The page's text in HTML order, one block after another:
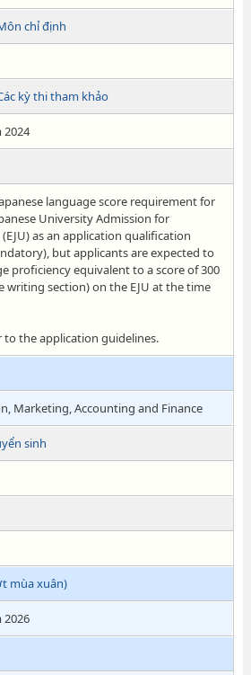
chỉ định
kỳ thi tham khảo
2024
language score requirement for
University Admission for
as an application qualification
but applicants are expected to
proficiency equivalent to a score of 300
writing section) on the EJU at the time
to the application guidelines.
Marketing, Accounting and Finance
sinh
mùa xuân)
2026